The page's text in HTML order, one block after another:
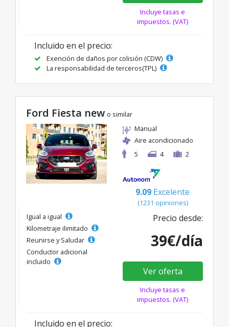
Incluye tasas e
impuestos. (VAT)
Incluido en el precio:
Exención de daños por colisión (CDW)
La responsabilidad de terceros(TPL)
Ford Fiesta new o similar
Manual
Aire acondicionado
5
4 2
9.09 Excelente
(1231 opiniones)
Igual a igual
Kilometraje ilimitado
Reunirse y Saludar
Conductor adicional
incluido
Precio desde:
39€/día
Ver oferta
Incluye tasas e
impuestos. (VAT)
Incluido en el precio: